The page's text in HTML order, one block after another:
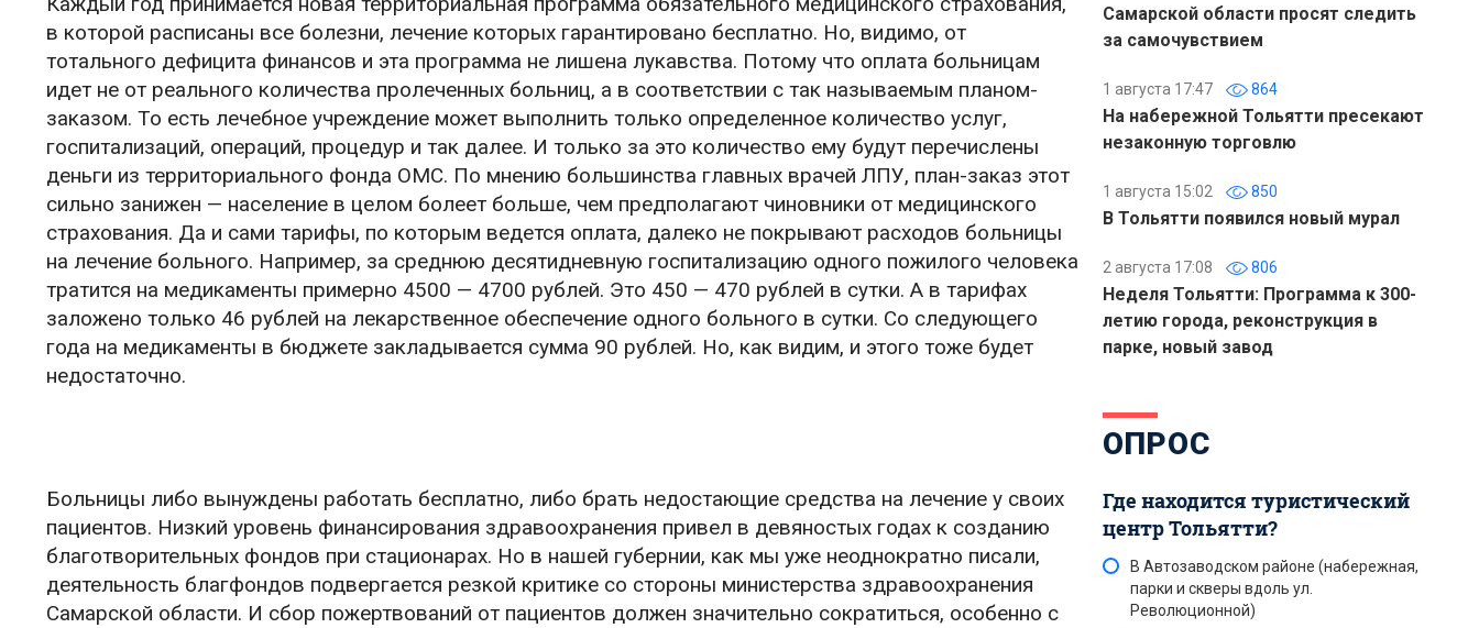
в которой расписаны все болезни, лечение которых гарантировано бесплатно. Но, видимо, от
тотального дефицита финансов и эта программа не лишена лукавства. Потому что оплата больницам
идет не от реального количества пролеченных больниц, а в соответствии с так называемым планом-
заказом. То есть лечебное учреждение может выполнить только определенное количество услуг,
госпитализаций, операций, процедур и так далее. И только за это количество ему будут перечислены
деньги из территориального фонда ОМС. По мнению большинства главных врачей ЛПУ, план-заказ этот
сильно занижен — население в целом болеет больше, чем предполагают чиновники от медицинского
страхования. Да и сами тарифы, по которым ведется оплата, далеко не покрывают расходов больницы
на лечение больного. Например, за среднюю десятидневную госпитализацию одного пожилого человека
тратится на медикаменты примерно 4500 — 4700 рублей. Это 450 — 470 рублей в сутки. А в тарифах
заложено только 46 рублей на лекарственное обеспечение одного больного в сутки. Со следующего
года на медикаменты в бюджете закладывается сумма 90 рублей. Но, как видим, и этого тоже будет
недостаточно.
Больницы либо вынуждены работать бесплатно, либо брать недостающие средства на лечение у своих
пациентов. Низкий уровень финансирования здравоохранения привел в девяностых годах к созданию
благотворительных фондов при стационарах. Но в нашей губернии, как мы уже неоднократно писали,
деятельность благфондов подвергается резкой критике со стороны министерства здравоохранения
Самарской области. И сбор пожертвований от пациентов должен значительно сократиться, особенно с
Самарской области просят следить
за самочувствием
1 августа 17:47 864
На набережной Тольятти пресекают
незаконную торговлю
1 августа 15:02 850
В Тольятти появился новый мурал
2 августа 17:08 806
Неделя Тольятти: Программа к 300-
летию города, реконструкция в
парке, новый завод
ОПРОС
Где находится туристический
центр Тольятти?
В Автозаводском районе (набережная,
парки и скверы вдоль ул.
Революционной)